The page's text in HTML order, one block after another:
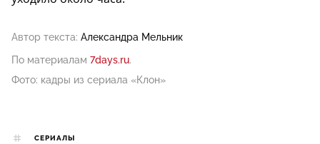
Автор текста: Александра Мельник
По материалам 7days.ru.
Фото: кадры из сериала «Клон»
СЕРИАЛЫ